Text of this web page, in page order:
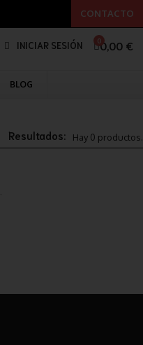
CONTACTO
INICIAR SESIÓN 0,00 €
BLOG
Resultados: Hay 0 productos.